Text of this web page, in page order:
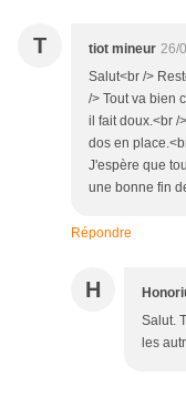
T tiot mineur 26/
Salut<br />
/> Tout va bien
il fait doux.<br /
dos en
J'espère que
une bonne fin
Répondre
H
Salut.
les